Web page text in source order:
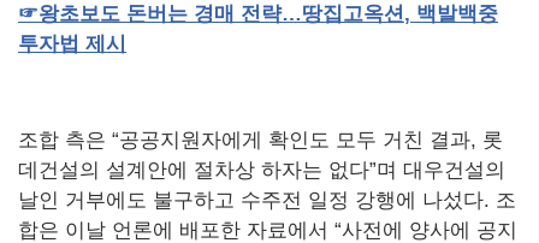
☞왕초보도 돈버는 경매 전략…땅집고옥션 , 백발백중
투자법 제시
조합 측은 “공공지원자에게 확인도 모두 거친 결과, 롯
데건설의 설계안에 절차상 하자는 없다”며 대우건설의
날인 거부에도 불구하고 수주전 일정 강행에 나섰다. 조
합은 이날 언론에 배포한 자료에서 “사전에 양사에 공지